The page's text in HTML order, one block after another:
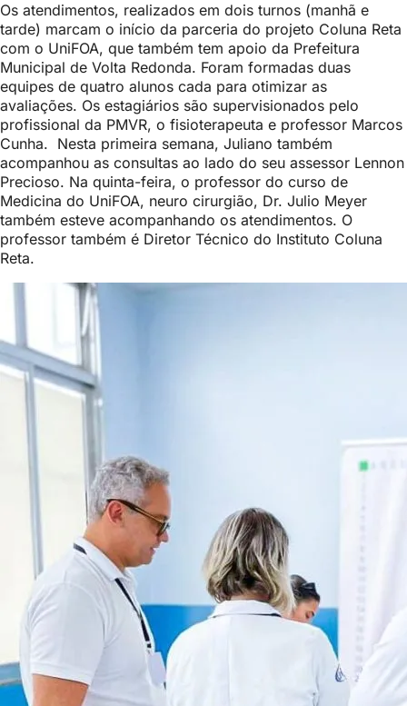
Os atendimentos, realizados em dois turnos (manhã e
tarde) marcam o início da parceria do projeto Coluna Reta
com o UniFOA, que também tem apoio da Prefeitura
Municipal de Volta Redonda. Foram formadas duas
equipes de quatro alunos cada para otimizar as
avaliações. Os estagiários são supervisionados pelo
profissional da PMVR, o fisioterapeuta e professor Marcos
Cunha. Nesta primeira semana, Juliano também
acompanhou as consultas ao lado do seu assessor Lennon
Precioso. Na quinta-feira, o professor do curso de
Medicina do UniFOA, neuro cirurgião, Dr. Julio Meyer
também esteve acompanhando os atendimentos. O
professor também é Diretor Técnico do Instituto Coluna
Reta.